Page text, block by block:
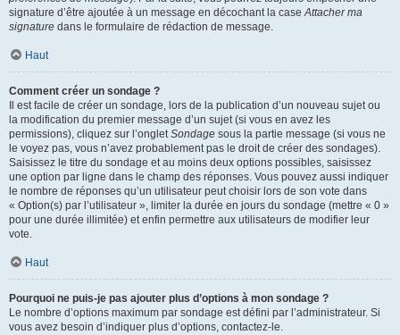
signature d’être ajoutée à un message en décochant la caseAttacher ma
signature dans le formulaire de rédaction de message.
Haut
Comment créer un sondage ?
Il est facile de créer un sondage, lors de la publication d’un nouveau sujet ou
la modification du premier message d’un sujet (si vous en avez les
permissions), cliquez sur l’ongletSondage sous la partie message (si vous ne
le voyez pas, vous n’avez probablement pas le droit de créer des sondages).
Saisissez le titre du sondage et au moins deux options possibles, saisissez
une option par ligne dans le champ des réponses. Vous pouvez aussi indiquer
le nombre de réponses qu’un utilisateur peut choisir lors de son vote dans
« Option(s) par l’utilisateur », limiter la durée en jours du sondage (mettre « 0 »
pour une durée illimitée) et enfin permettre aux utilisateurs de modifier leur
vote.
Haut
Pourquoi ne puis-je pas ajouter plus d’options à mon sondage ?
Le nombre d’options maximum par sondage est défini par l’administrateur. Si
vous avez besoin d’indiquer plus d’options, contactez-le.